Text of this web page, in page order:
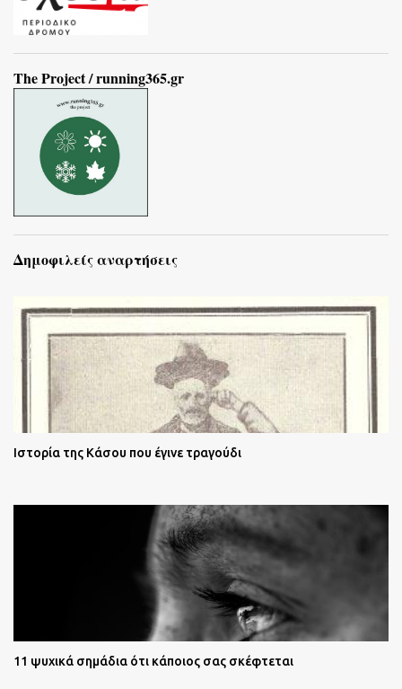
The Project / running365.gr
Δημοφιλείς αναρτήσεις
Ιστορία της Κάσου που έγινε τραγούδι
11 ψυχικά σημάδια ότι κάποιος σας σκέφτεται